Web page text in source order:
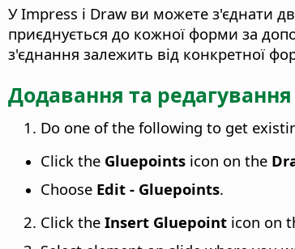
У Impress і Draw ви можете з'єднати
приєднується до кожної форми за
з'єднання залежить від конкретної
Додавання та
Do one of the following to get
Click the Gluepoints icon on the
Choose Edit - Gluepoints.
Click the Insert Gluepoint icon on